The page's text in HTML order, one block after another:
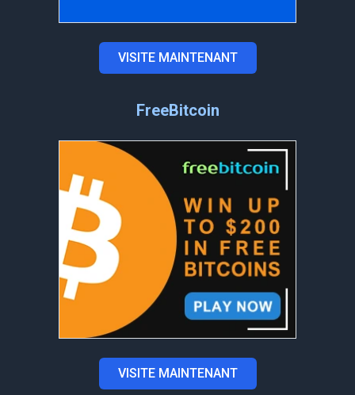
VISITE MAINTENANT
FreeBitcoin
VISITE MAINTENANT